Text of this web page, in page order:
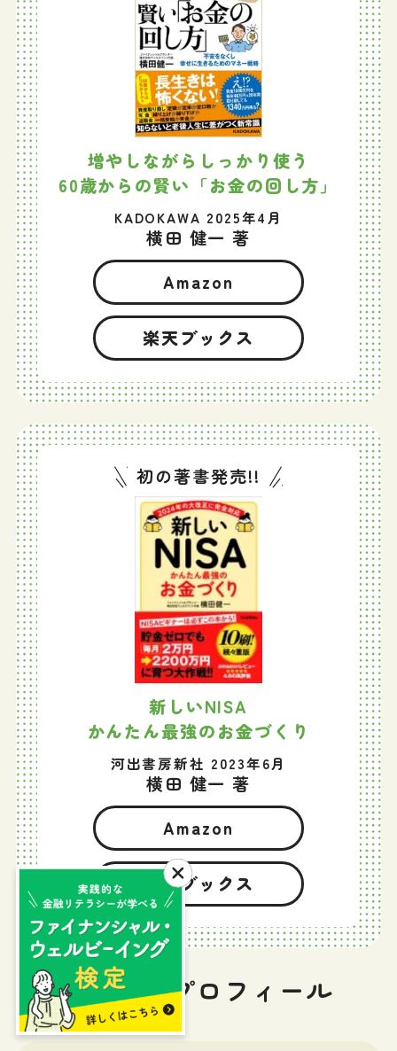
増やしながらしっかり使う
60歳からの賢い「お金の回し方」
KADOKAWA 2025年4月
横田 健一 著
Amazon
楽天ブックス
初の著書発売!!
新しいNISA
かんたん最強のお金づくり
河出書房新社 2023年6月
横田 健一 著
Amazon
楽天ブックス
筆者プロフィール